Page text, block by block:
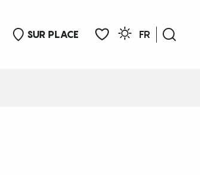
SUR PLACE
FR